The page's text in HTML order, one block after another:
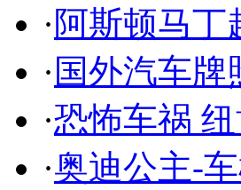
·阿斯顿马丁
· 国外汽车牌
·恐怖车祸
·奥迪公主-